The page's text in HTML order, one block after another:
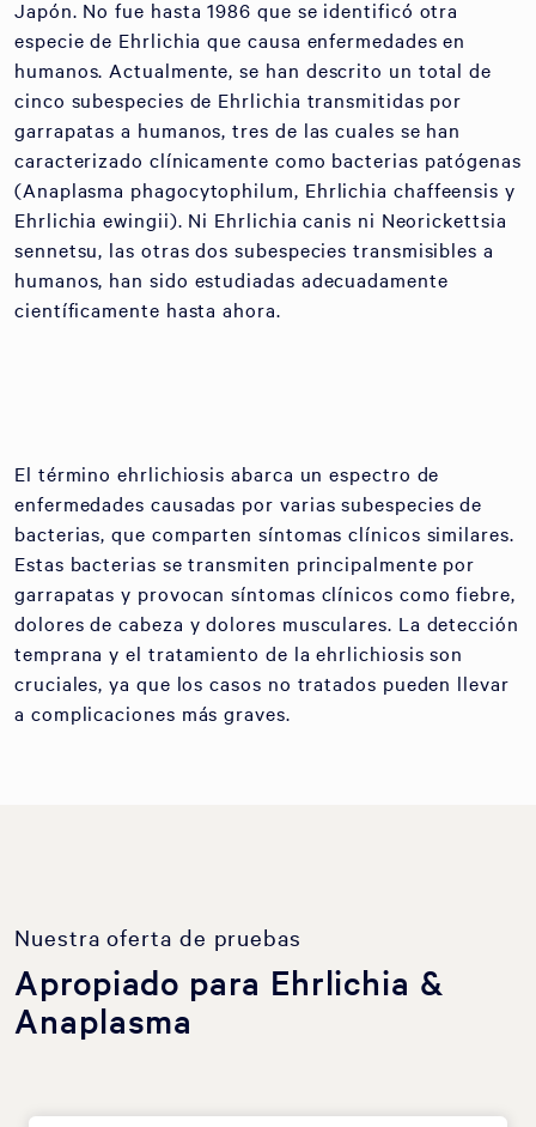
Japón. No fue hasta 1986 que se identificó otra
especie de Ehrlichia que causa enfermedades en
humanos. Actualmente, se han descrito un total de
cinco subespecies de Ehrlichia transmitidas por
garrapatas a humanos, tres de las cuales se han
caracterizado clínicamente como bacterias patógenas
(Anaplasma phagocytophilum, Ehrlichia chaffeensis y
Ehrlichia ewingii). Ni Ehrlichia canis ni Neorickettsia
sennetsu, las otras dos subespecies transmisibles a
humanos, han sido estudiadas adecuadamente
científicamente hasta ahora.
El término ehrlichiosis abarca un espectro de
enfermedades causadas por varias subespecies de
bacterias, que comparten síntomas clínicos similares.
Estas bacterias se transmiten principalmente por
garrapatas y provocan síntomas clínicos como fiebre,
dolores de cabeza y dolores musculares. La detección
temprana y el tratamiento de la ehrlichiosis son
cruciales, ya que los casos no tratados pueden llevar
a complicaciones más graves.
Nuestra oferta de pruebas
Apropiado para Ehrlichia &
Anaplasma